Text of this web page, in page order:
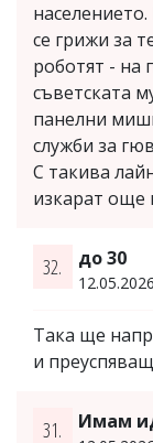
се грижи за
роботят - на
съветската
панелни
служби за
С такива
изкарат още
32. до 30
Така ще
и
31. Имам